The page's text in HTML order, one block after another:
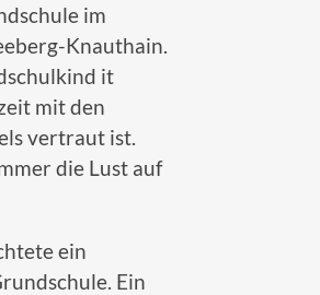
im
Knauthain.
it
mit den
vertraut ist.
die Lust auf
ein
Ein